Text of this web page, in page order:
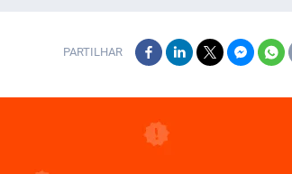
PARTILHAR